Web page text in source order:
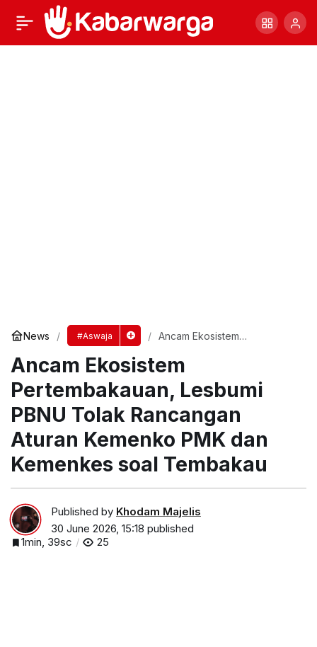
News #Aswaja
Ancam Ekosistem
PBNU Tolak Rancangan
Aturan Kemenko PMK dan
Kemenkes soal Tembakau
Ancam Ekosistem
Pertembakauan, Lesbumi
PBNU Tolak Rancangan
Aturan Kemenko PMK dan
Kemenkes soal Tembakau
Published by Khodam Majelis
30 June 2026, 15:18 published
1min, 39sc
25